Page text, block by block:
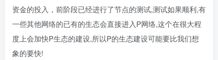
资金的投入，前阶段已经进行了节点的测试,测试如果顺利,有
一些其他网络的已有的生态会直接进入P网络,这个在很大程
度上会加快P生态的建设,所以P的生态建设可能要比我们想
象的要快!